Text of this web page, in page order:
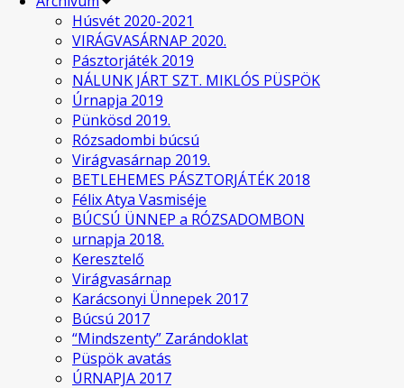
Húsvét 2020-2021
VIRÁGVASÁRNAP 2020.
Pásztorjáték 2019
NÁLUNK JÁRT SZT. MIKLÓS PÜSPÖK
Úrnapja 2019
Pünkösd 2019.
Rózsadombi búcsú
Virágvasárnap 2019.
BETLEHEMES PÁSZTORJÁTÉK 2018
Félix Atya Vasmiséje
BÚCSÚ ÜNNEP a RÓZSADOMBON
urnapja 2018.
Keresztelő
Virágvasárnap
Karácsonyi Ünnepek 2017
Búcsú 2017
“Mindszenty” Zarándoklat
Püspök avatás
ÚRNAPJA 2017